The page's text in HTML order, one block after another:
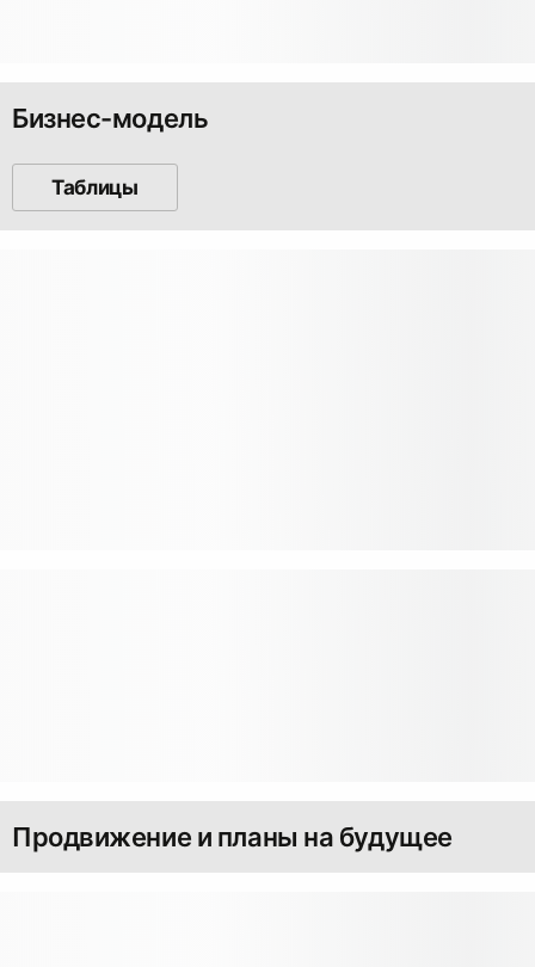
Бизнес-модель
Таблицы
Продвижение и планы на будущее